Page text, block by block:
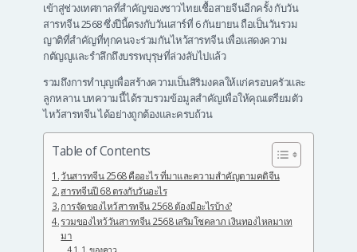
เข้าสู่ช่วงเทศกาลที่สำคัญของชาวไทยเชื้อสายจีนอีกครั้ง กับวัน
สารทจีน 2568 ซึ่งปีนี้ตรงกับวันเสาร์ที่ 6 กันยายน ถือเป็นวันรวม
ญาติที่สำคัญที่ทุกคนจะร่วมกันไหว้สารทจีน เพื่อแสดงความ
กตัญญูและรำลึกถึงบรรพบุรุษที่ล่วงลับไปแล้ว
รวมถึงการทำบุญเพื่อสร้างความเป็นสิริมงคลให้แก่ครอบครัวและ
ลูกหลาน บทความนี้ได้รวบรวมข้อมูลสำคัญเพื่อให้คุณเตรียมตัว
ไหว้สารทจีน ได้อย่างถูกต้องและครบถ้วน
Table of Contents
วันสารทจีน 2568 คืออะไร ที่มาและความสำคัญตามคติจีน
สารทจีนปี 68 ตรงกับวันอะไร
การจัดของไหว้สารทจีน 2568 ต้องมีอะไรบ้าง?
รวมของไหว้วันสารทจีน 2568 เสริมโชคลาภ เงินทองไหลมาเท
มา